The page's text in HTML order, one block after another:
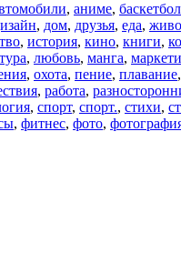
, аниме, баскетбол
, дом, друзья, еда,
, история, кино, книги,
, любовь, манга,
, охота, пение, плавание,
, работа,
, спорт, спорт., стихи,
, фитнес, фото,